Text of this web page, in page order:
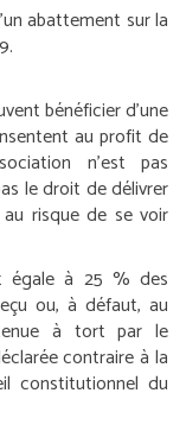
abattement sur la
bénéficier d’une
au profit de
n’est pas
le droit de délivrer
risque de se voir
égale à 25 % des
ou, à défaut, au
à tort par le
contraire à la
constitutionnel du